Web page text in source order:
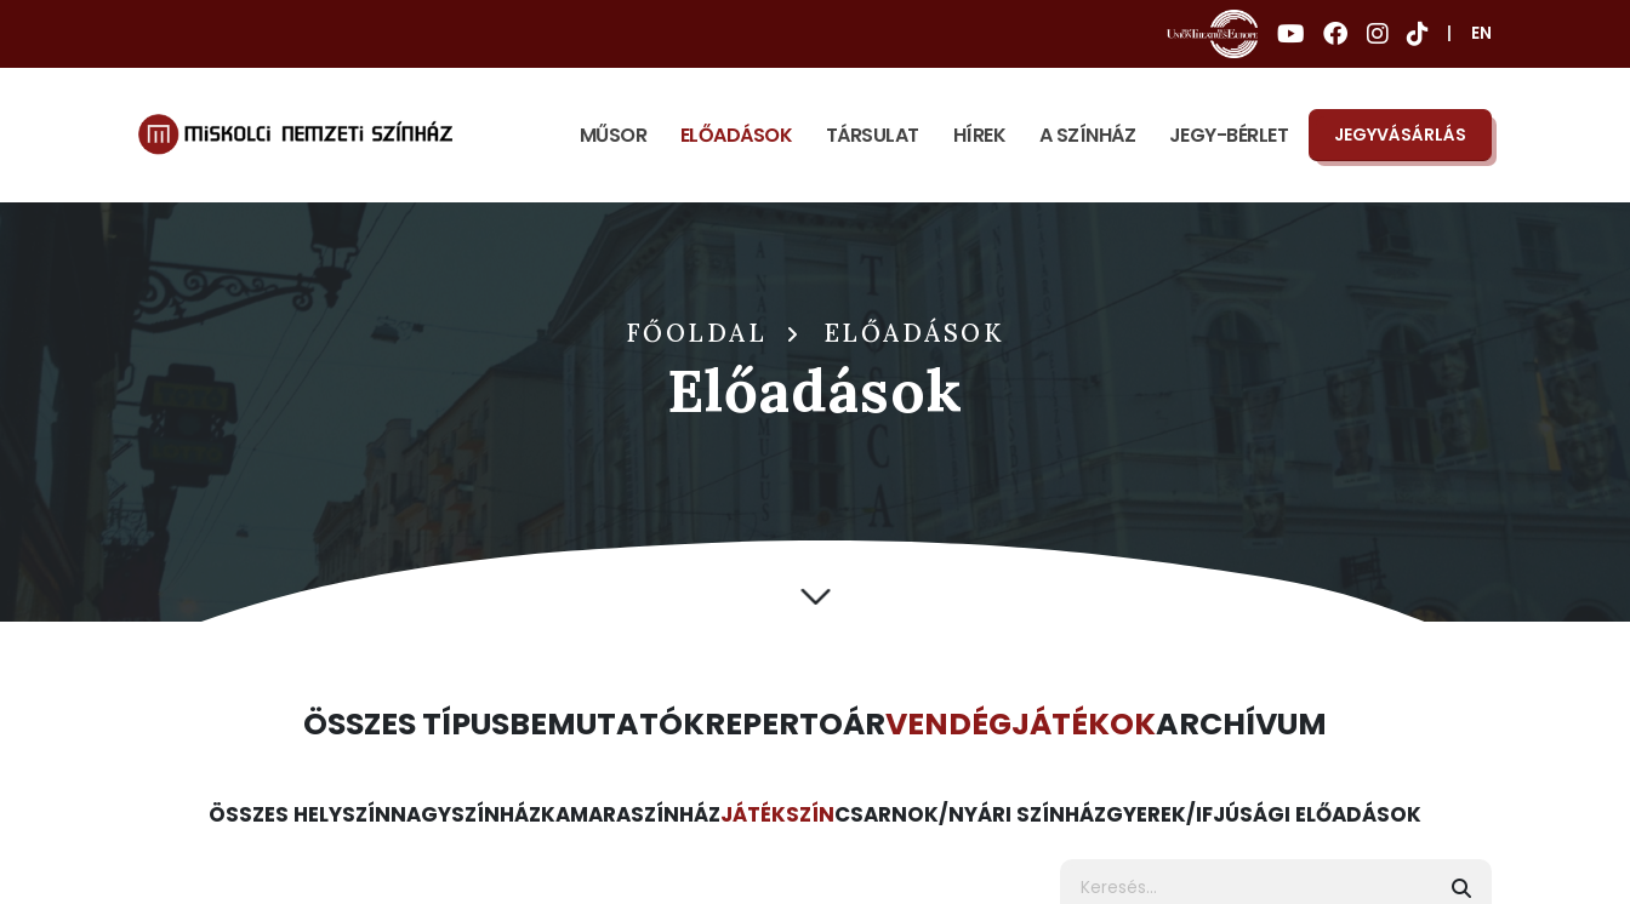
EN
MŰSOR ELŐADÁSOK TÁRSULAT HÍREK A SZÍNHÁZ JEGY-BÉRLET JEGYVÁSÁRLÁS
FŐOLDAL ELŐADÁSOK
Előadások
ÖSSZES TÍPUSBEMUTATÓKREPERTOÁRVENDÉGJÁTÉKOKARCHÍVUM
ÖSSZES HELYSZÍNNAGYSZÍNHÁZKAMARASZÍNHÁZJÁTÉKSZÍNCSARNOK/NYÁRI SZÍNHÁZGYEREK/IFJÚSÁGI ELŐADÁSOK